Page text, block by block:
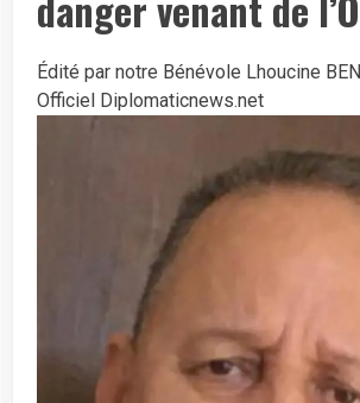
Édité par notre Bénévole Lhoucine
Officiel Diplomaticnews.net